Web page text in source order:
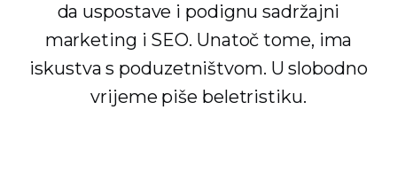
da uspostave i podignu sadržajni
marketing i SEO. Unatoč tome, ima
iskustva s poduzetništvom. U slobodno
vrijeme piše beletristiku.